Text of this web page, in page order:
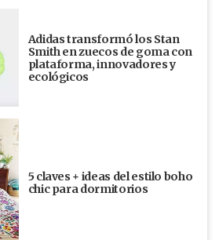
Adidas transformó los Stan
Smith en zuecos de goma con
plataforma, innovadores y
ecológicos
5 claves + ideas del estilo boho
chic para dormitorios